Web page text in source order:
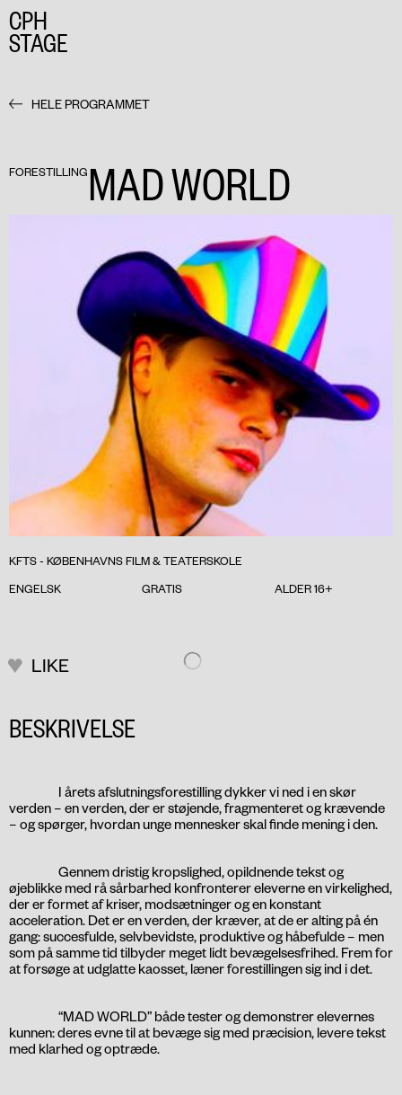
CPH
STAGE
HELE PROGRAMMET
FORESTILLING MAD WORLD
KFTS - KØBENHAVNS FILM & TEATERSKOLE
ENGELSK
GRATIS ALDER 16+
BESKRIVELSE
I årets afslutningsforestilling dykker vi ned i en skør
verden – en verden, der er støjende, fragmenteret og krævende
– og spørger, hvordan unge mennesker skal finde mening i den.
Gennem dristig kropslighed, opildnende tekst og
øjeblikke med rå sårbarhed konfronterer eleverne en virkelighed,
der er formet af kriser, modsætninger og en konstant
acceleration. Det er en verden, der kræver, at de er alting på én
gang: succesfulde, selvbevidste, produktive og håbefulde – men
som på samme tid tilbyder meget lidt bevægelsesfrihed. Frem for
at forsøge at udglatte kaosset, læner forestillingen sig ind i det.
“MAD WORLD” både tester og demonstrer elevernes
kunnen: deres evne til at bevæge sig med præcision, levere tekst
med klarhed og optræde.
LIKE